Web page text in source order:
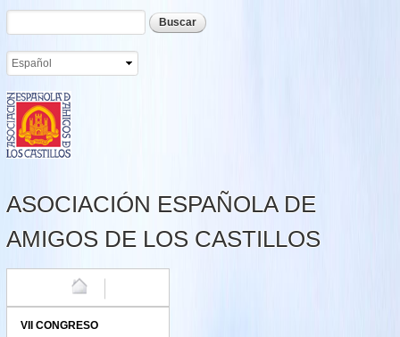
Pasar al
contenido
Formulario de búsqueda
Buscar
ASOCIACIÓN ESPAÑOLA DE
AMIGOS DE LOS CASTILLOS
VII CONGRESO